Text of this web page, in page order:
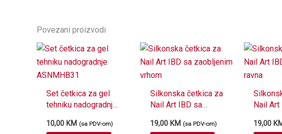
Povezani proizvodi
Set četkica za gel
tehniku nadogradnje
10,00 KM (sa PDV-om)
Silkonska četkica za
Nail Art IBD sa
19,00 KM (sa PDV-om)
Nail Art
19,00